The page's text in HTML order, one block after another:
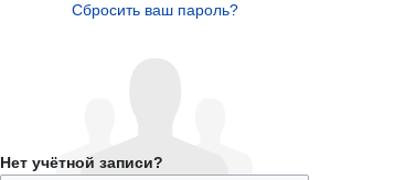
Сбросить ваш пароль?
Нет учётной записи?